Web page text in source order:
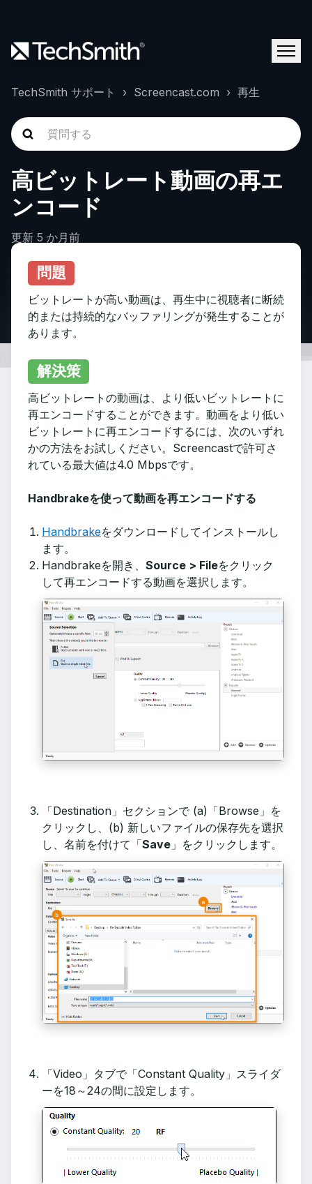
TechSmith サポート Screencast.com 再生
高ビットレート動画の再エ
ンコード
更新 5 か月前
問題
ビットレートが高い動画は、再生中に視聴者に断続
的または持続的なバッファリングが発生することが
あります。
解決策
高ビットレートの動画は、より低いビットレートに
再エンコードすることができます。動画をより低い
ビットレートに再エンコードするには、次のいずれ
かの方法をお試しください。Screencastで許可さ
れている最大値は4.0 Mbpsです。
Handbrakeを使って動画を再エンコードする
Handbrakeをダウンロードしてインストールし
ます。
Handbrakeを開き、 Source > Fileをクリック
して再エンコードする動画を選択します。
「Destination」セクションで (a)「Browse」を
クリックし、(b) 新しいファイルの保存先を選択
し、名前を付けて「Save 」をクリックします。
「Video」タブで「Constant Quality」スライダ
ーを18～24の間に設定します。